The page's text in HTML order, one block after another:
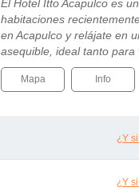
El Hotel Itto Acapulco es
habitaciones
en Acapulco y relájate en
asequible, ideal tanto
Mapa Info
¿Y
¿Y